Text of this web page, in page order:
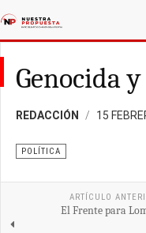
Genocida
REDACCIÓN 15
POLÍTICA
ARTÍCULO
El Frente para